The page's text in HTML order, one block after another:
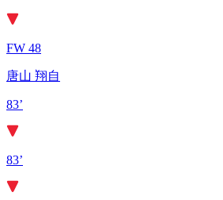
FW 48
唐山 翔自
83’
83’